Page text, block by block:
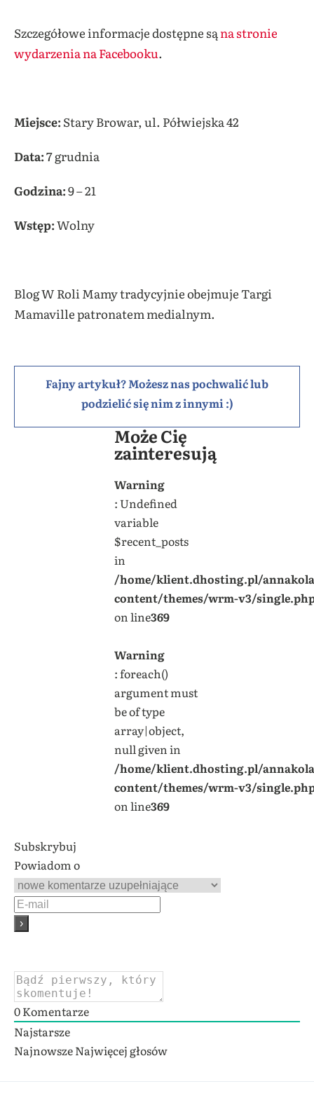
Szczegółowe informacje dostępne są na stronie
wydarzenia na Facebooku.
Miejsce: Stary Browar, ul. Półwiejska 42
Data:7 grudnia
Godzina:9 – 21
Wstęp:Wolny
Blog W Roli Mamy tradycyjnie obejmuje Targi
Mamaville patronatem medialnym.
Fajny artykuł? Możesz nas pochwalić lub
podzielić się nim z innymi :)
Może Cię
zainteresują
Warning
: Undefined
variable
$recent_posts
in
/home/klient.dhosting.pl/
content/themes/wrm-v3/
on line369
Warning
: foreach()
argument must
be of type
array|object,
null given in
/home/klient.dhosting.pl/
content/themes/wrm-v3/
on line369
Subskrybuj
Powiadom o
0Komentarze
Najstarsze
NajnowszeNajwięcej głosów